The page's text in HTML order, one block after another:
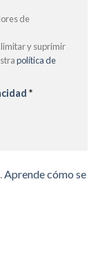
de
limitar y suprimir
política de
*
Aprende cómo se